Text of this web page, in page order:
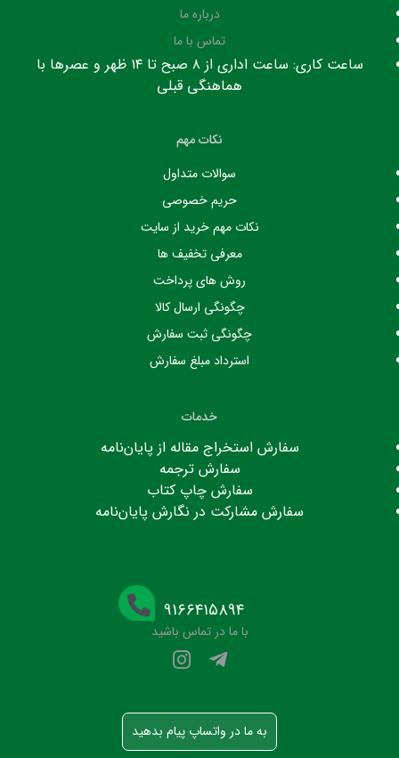
درباره ما
تماس با ما
ساعت کاری: ساعت اداری از ۸ صبح تا ۱۴ ظهر و عصرها با
هماهنگی قبلی
نکات مهم
سوالات متداول
حریم خصوصی
نکات مهم خرید از سایت
معرفی تخفیف ها
روش های پرداخت
چگونگی ارسال کالا
چگونگی ثبت سفارش
استرداد مبلغ سفارش
خدمات
سفارش استخراج مقاله از پایان‌نامه
سفارش ترجمه
سفارش چاپ کتاب
سفارش مشارکت در نگارش پایان‌نامه
۹۱۶۶۴۱۵۸۹۴
با ما در تماس باشید
به ما در واتساپ پیام بدهید